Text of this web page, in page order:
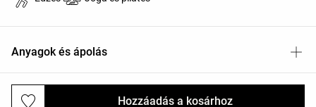
Hozzáadás a kosárhoz
Anyagok és ápolás
Kiszállítás és visszaküldés